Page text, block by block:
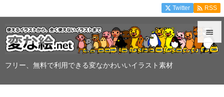
フリー、無料で利用できる変なかわいいイラスト素材


Twitter  RSS